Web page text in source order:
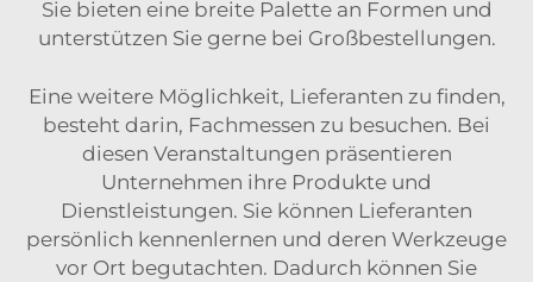
Sie bieten eine breite Palette an Formen und
unterstützen Sie gerne bei Großbestellungen.
Eine weitere Möglichkeit, Lieferanten zu finden,
besteht darin, Fachmessen zu besuchen. Bei
diesen Veranstaltungen präsentieren
Unternehmen ihre Produkte und
Dienstleistungen. Sie können Lieferanten
persönlich kennenlernen und deren Werkzeuge
vor Ort begutachten. Dadurch können Sie